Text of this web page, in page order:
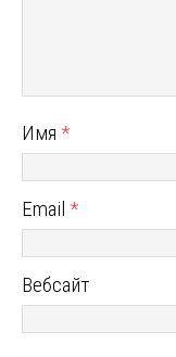
Имя *
Email *
Вебсайт